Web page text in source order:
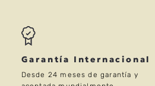
Garantía Internacional
Desde 24 meses de garantía y